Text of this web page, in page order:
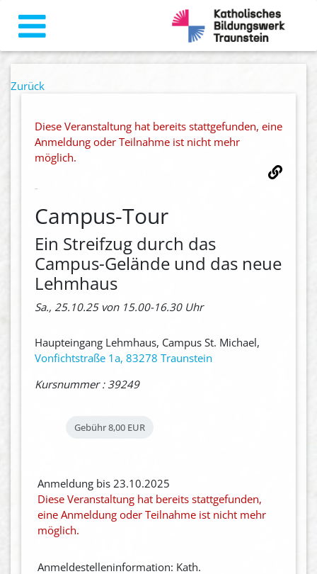
Zurück
Diese Veranstaltung hat bereits stattgefunden, eine
Anmeldung oder Teilnahme ist nicht mehr
möglich.
Campus-Tour
Ein Streifzug durch das
Campus-Gelände und das neue
Lehmhaus
Sa., 25.10.25 von 15.00-16.30 Uhr
Haupteingang Lehmhaus, Campus St. Michael,
Vonfichtstraße 1a, 83278 Traunstein
Kursnummer : 39249
Gebühr8,00 EUR
Anmeldung bis 23.10.2025
Diese Veranstaltung hat bereits stattgefunden,
eine Anmeldung oder Teilnahme ist nicht mehr
möglich.
Anmeldestelleninformation: Kath.